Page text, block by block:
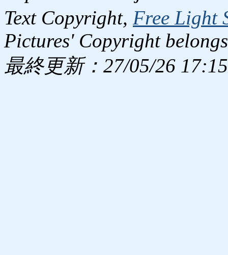
Text Copyright, Free Light
Pictures' Copyright
最終更新：27/05/26 17:15